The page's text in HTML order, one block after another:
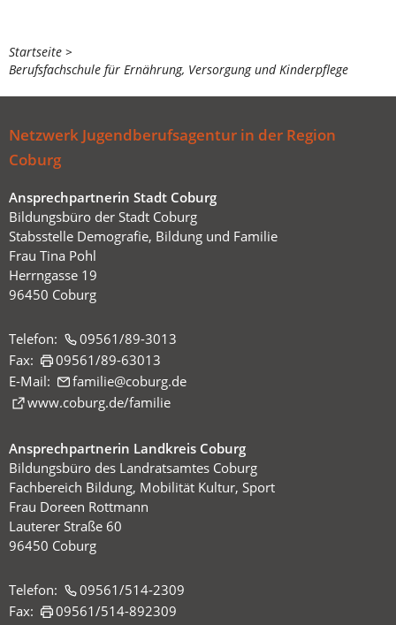
Sie
befinden
hier:
Startseite
Berufsfachschule für Ernährung, Versorgung und Kinderpflege
Netzwerk Jugendberufsagentur in der Region
Coburg
Ansprechpartnerin Stadt Coburg
Bildungsbüro der Stadt Coburg
Stabsstelle Demografie, Bildung und Familie
Frau Tina Pohl
Herrngasse 19
96450 Coburg
Telefon:
09561/89-3013
Fax:
09561/89-63013
E-Mail:
familie coburg de
www.coburg.de/familie
(Öffnet
einem
neuen
Tab)
Ansprechpartnerin Landkreis Coburg
Bildungsbüro des Landratsamtes Coburg
Fachbereich Bildung, Mobilität Kultur, Sport
Frau Doreen Rottmann
Lauterer Straße 60
96450 Coburg
Telefon:
09561/514-2309
Fax:
09561/514-892309